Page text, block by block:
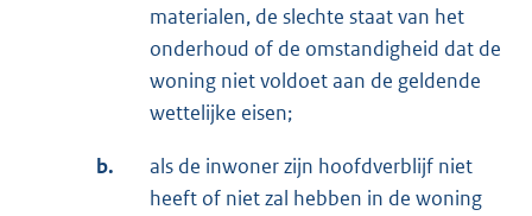
materialen, de slechte staat van het
onderhoud of de omstandigheid dat de
woning niet voldoet aan de geldende
wettelijke eisen;
b.
als de inwoner zijn hoofdverblijf niet
heeft of niet zal hebben in de woning